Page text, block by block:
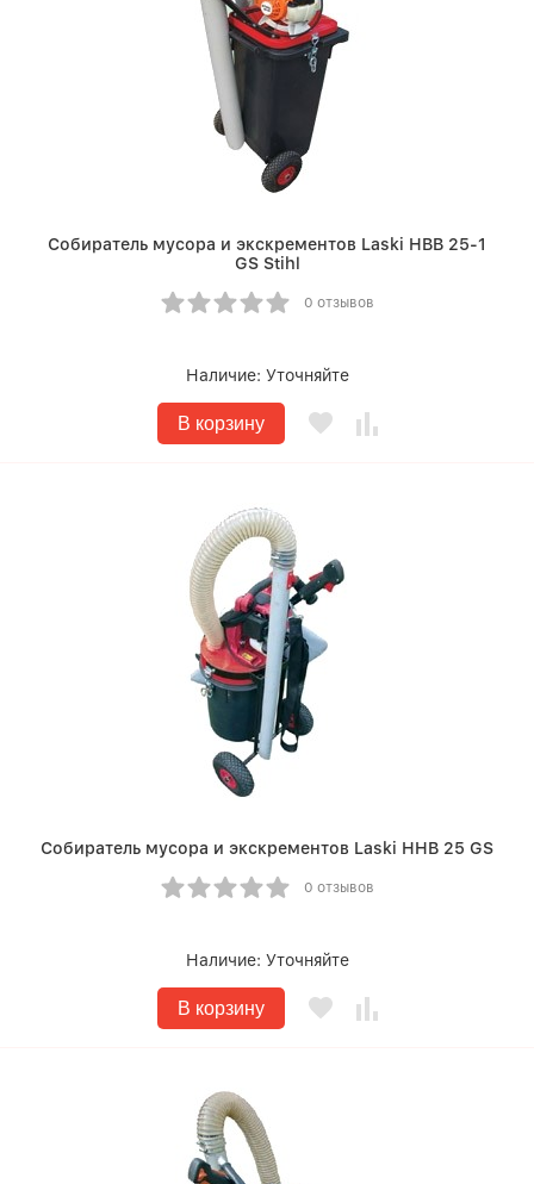
Собиратель мусора и экскрементов Laski HBB 25-1
GS Stihl
0 отзывов
Наличие: Уточняйте
В корзину
Собиратель мусора и экскрементов Laski HHB 25 GS
0 отзывов
Наличие: Уточняйте
В корзину